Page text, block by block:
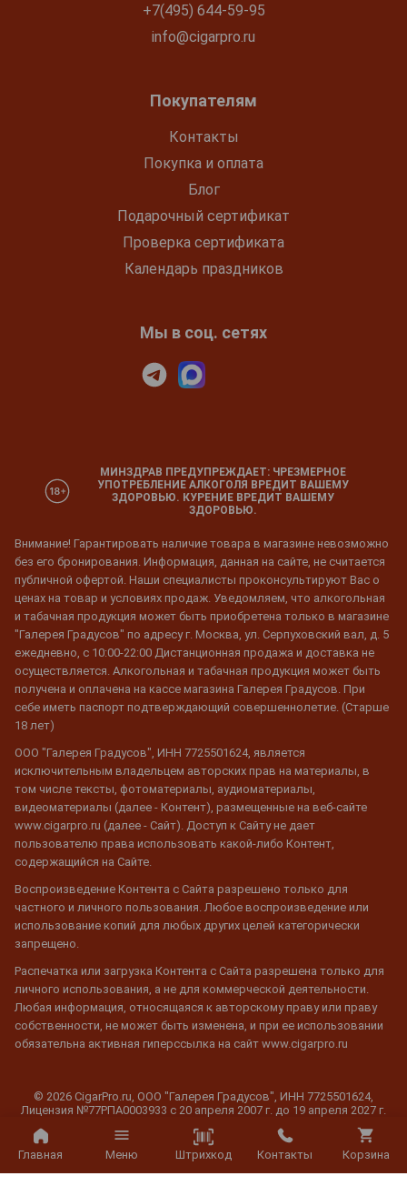
Главная Меню Штрихкод Контакты Корзина
+7(495) 644-59-95
info@cigarpro.ru
Покупателям
Контакты
Покупка и оплата
Блог
Подарочный сертификат
Проверка сертификата
Календарь праздников
Мы в соц. сетях
МИНЗДРАВ ПРЕДУПРЕЖДАЕТ: ЧРЕЗМЕРНОЕ
УПОТРЕБЛЕНИЕ АЛКОГОЛЯ ВРЕДИТ ВАШЕМУ
ЗДОРОВЬЮ. КУРЕНИЕ ВРЕДИТ ВАШЕМУ
ЗДОРОВЬЮ.
Внимание! Гарантировать наличие товара в магазине невозможно
без его бронирования. Информация, данная на сайте, не считается
публичной офертой. Наши специалисты проконсультируют Вас о
ценах на товар и условиях продаж. Уведомляем, что алкогольная
и табачная продукция может быть приобретена только в магазине
"Галерея Градусов" по адресу г. Москва, ул. Серпуховский вал, д. 5
ежедневно, с 10:00-22:00 Дистанционная продажа и доставка не
осуществляется. Алкогольная и табачная продукция может быть
получена и оплачена на кассе магазина Галерея Градусов. При
себе иметь паспорт подтверждающий совершеннолетие. (Старше
18 лет)
ООО "Галерея Градусов", ИНН 7725501624, является
исключительным владельцем авторских прав на материалы, в
том числе тексты, фотоматериалы, аудиоматериалы,
видеоматериалы (далее - Контент), размещенные на веб-сайте
www.cigarpro.ru (далее - Сайт). Доступ к Сайту не дает
пользователю права использовать какой-либо Контент,
содержащийся на Сайте.
Воспроизведение Контента с Сайта разрешено только для
частного и личного пользования. Любое воспроизведение или
использование копий для любых других целей категорически
запрещено.
Распечатка или загрузка Контента с Сайта разрешена только для
личного использования, а не для коммерческой деятельности.
Любая информация, относящаяся к авторскому праву или праву
собственности, не может быть изменена, и при ее использовании
обязательна активная гиперссылка на сайт www.cigarpro.ru
© 2026 CigarPro.ru, ООО "Галерея Градусов", ИНН 7725501624,
Лицензия №77РПА0003933 c 20 апреля 2007 г. до 19 апреля 2027 г.